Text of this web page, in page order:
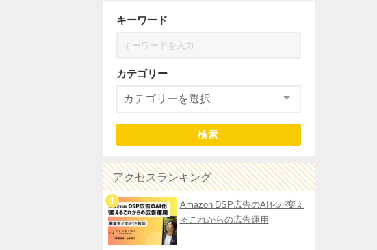
キーワード
カテゴリー
検索
アクセスランキング
Amazon DSP広告のAI化が変え
るこれからの広告運用